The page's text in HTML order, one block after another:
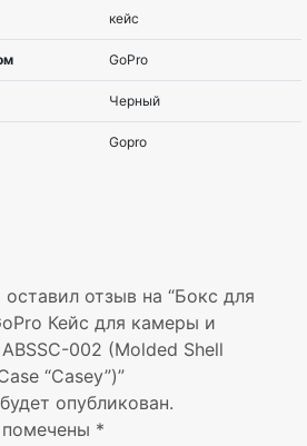
отзыв на “Бокс для
Кейс для камеры и
002 (Molded Shell
“Сasey”)”
опубликован.
*